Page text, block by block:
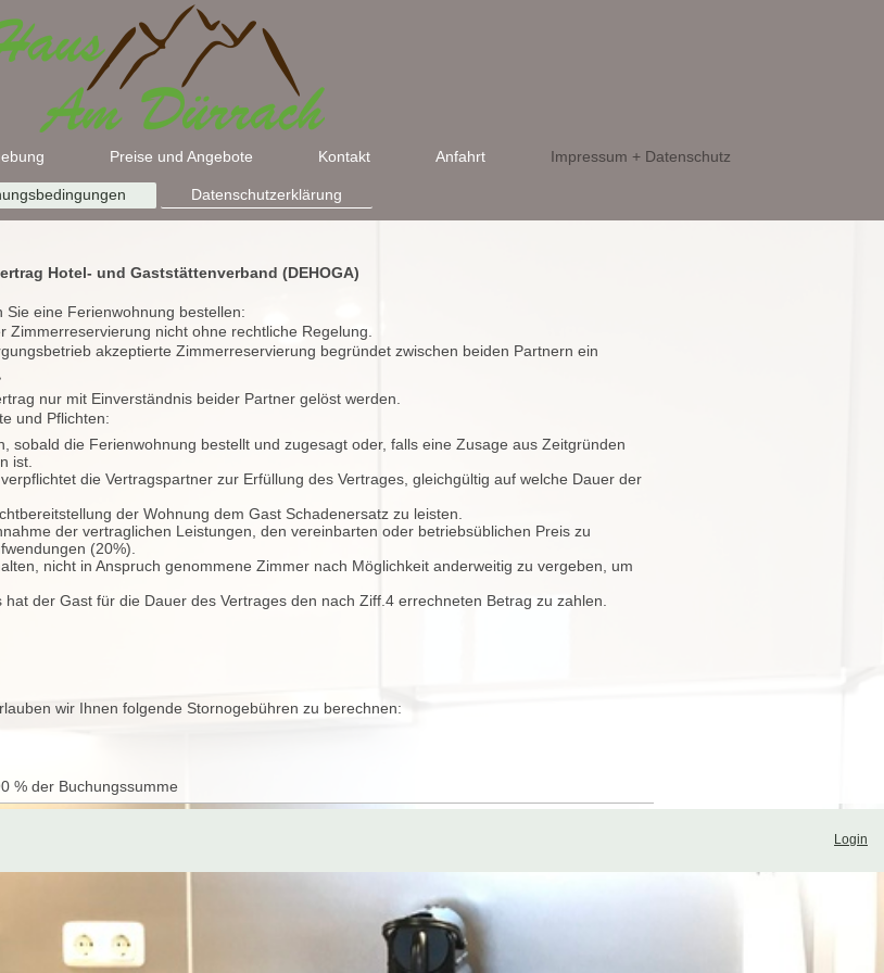
Preise und Angebote Kontakt Anfahrt Impressum + Datenschutz
Datenschutzerklärung
Hotel- und Gaststättenverband (DEHOGA)
eine Ferienwohnung bestellen:
nicht ohne rechtliche Regelung.
akzeptierte Zimmerreservierung begründet zwischen beiden Partnern ein
nur mit Einverständnis beider Partner gelöst werden.
und Pflichten:
sobald die Ferienwohnung bestellt und zugesagt oder, falls eine Zusage aus Zeitgründen
ist.
die Vertragspartner zur Erfüllung des Vertrages, gleichgültig auf welche Dauer der
der Wohnung dem Gast Schadenersatz zu leisten.
der vertraglichen Leistungen, den vereinbarten oder betriebsüblichen Preis zu
(20%).
nicht in Anspruch genommene Zimmer nach Möglichkeit anderweitig zu vergeben, um
der Gast für die Dauer des Vertrages den nach Ziff.4 errechneten Betrag zu zahlen.
wir Ihnen folgende Stornogebühren zu berechnen:
% der Buchungssumme
Login